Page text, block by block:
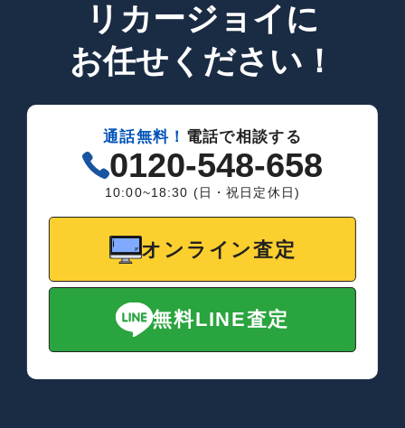
リカージョイに
お任せください！
通話無料！ 電話で相談する
0120-548-658
10:00~18:30 (日・祝日定休日)
オンライン査定
無料LINE査定